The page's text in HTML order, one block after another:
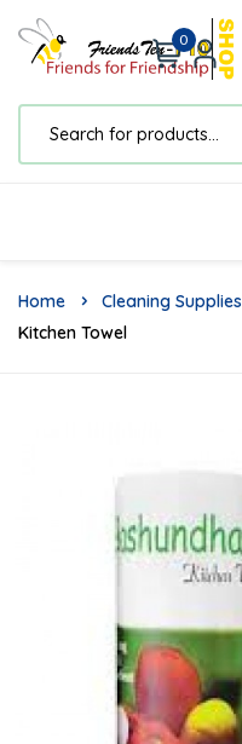
0
Home Cleaning Supplies
Kitchen Towel